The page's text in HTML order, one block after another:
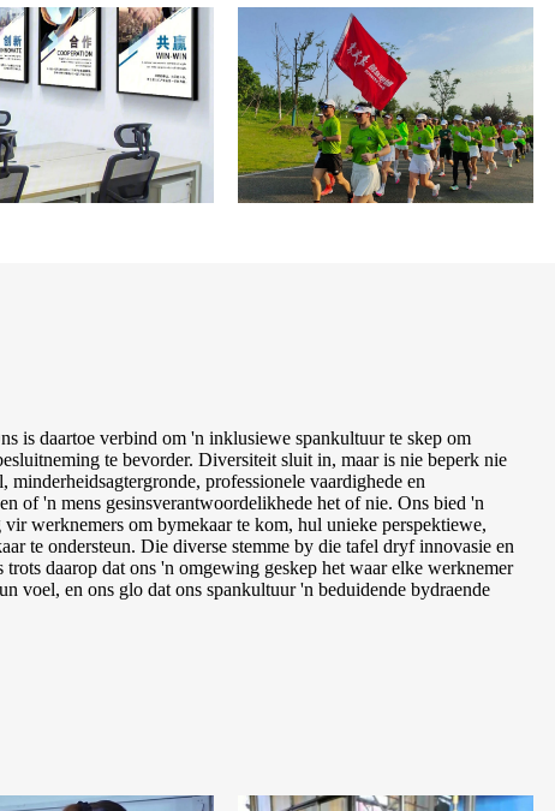
is daartoe verbind om 'n inklusiewe spankultuur te skep om
te bevorder. Diversiteit sluit in, maar is nie beperk nie
professionele vaardighede en
of 'n mens gesinsverantwoordelikhede het of nie. Ons bied 'n
werknemers om bymekaar te kom, hul unieke perspektiewe,
te ondersteun. Die diverse stemme by die tafel dryf innovasie en
trots daarop dat ons 'n omgewing geskep het waar elke werknemer
voel, en ons glo dat ons spankultuur 'n beduidende bydraende